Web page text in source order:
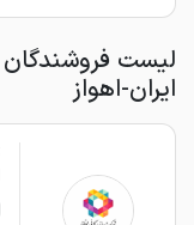
ایران-اهواز